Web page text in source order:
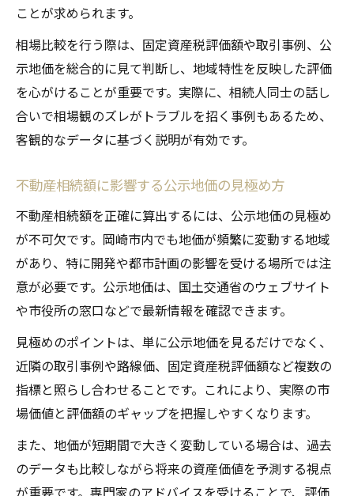
ことが求められます。
相場比較を行う際は、固定資産税評価額や取引事例、公
示地価を総合的に見て判断し、地域特性を反映した評価
を心がけることが重要です。実際に、相続人同士の話し
合いで相場観のズレがトラブルを招く事例もあるため、
客観的なデータに基づく説明が有効です。
不動産相続額に影響する公示地価の見極め方
不動産相続額を正確に算出するには、公示地価の見極め
が不可欠です。岡崎市内でも地価が頻繁に変動する地域
があり、特に開発や都市計画の影響を受ける場所では注
意が必要です。公示地価は、国土交通省のウェブサイト
や市役所の窓口などで最新情報を確認できます。
見極めのポイントは、単に公示地価を見るだけでなく、
近隣の取引事例や路線価、固定資産税評価額など複数の
指標と照らし合わせることです。これにより、実際の市
場価値と評価額のギャップを把握しやすくなります。
また、地価が短期間で大きく変動している場合は、過去
のデータも比較しながら将来の資産価値を予測する視点